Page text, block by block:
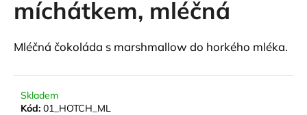
míchátkem, mléčná
Mléčná čokoláda s marshmallow do horkého mléka.
Skladem
Kód: 01_HOTCH_ML
a
í
t